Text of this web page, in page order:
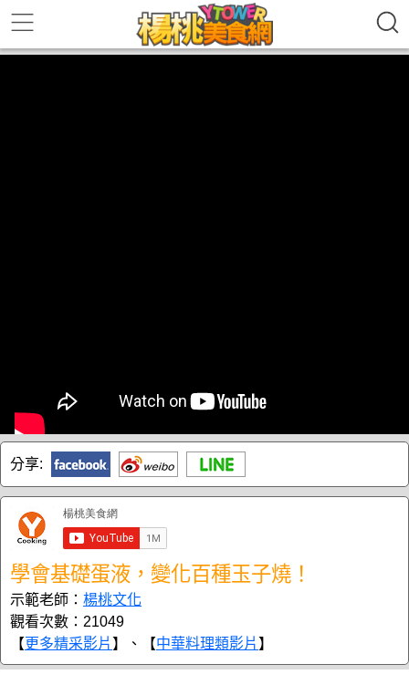
分享:
學會基礎蛋液，變化百種玉子燒！
示範老師： 楊桃文化
觀看次數：21049
【更多精采影片 】、【中華料理類影片 】